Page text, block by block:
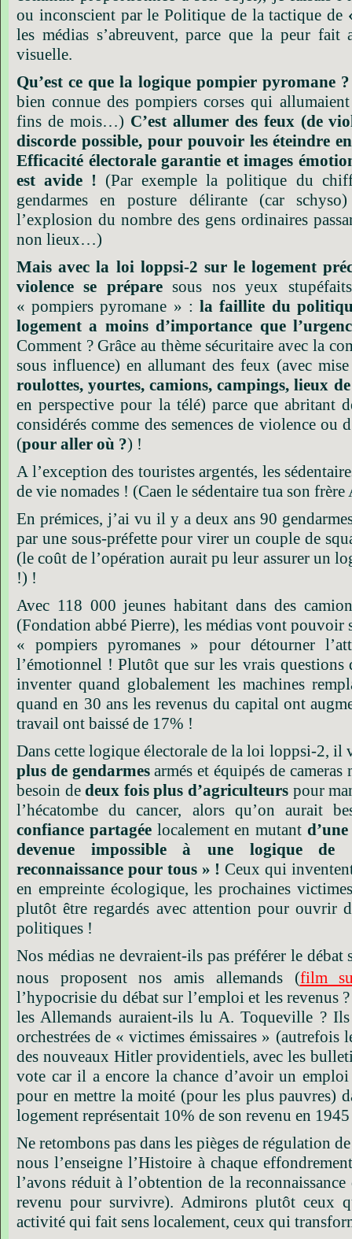
ou inconscient par le Politique de la tactique de
les médias s’abreuvent, parce que la peur fait
visuelle.
Qu’est ce que la logique pompier pyromane
bien connue des pompiers corses qui
fins de mois…) C’est allumer des feux (de
discorde possible, pour pouvoir les éteindre
Efficacité électorale garantie et images
est avide ! (Par exemple la politique du
gendarmes en posture délirante (car
l’explosion du nombre des gens ordinaires
non lieux…)
Mais avec la loi loppsi-2 sur le logement
violence se préparesous nos yeux
« pompiers pyromane » :la faillite du
logement a moins d’importance que
Comment ? Grâce au thème sécuritaire avec la
sous influence) en allumant des feux (avec
roulottes, yourtes, camions, campings, lieux
en perspective pour la télé) parce que abritant
considérés comme des semences de violence ou
(pour aller où ?) !
A l’exception des touristes argentés, les
de vie nomades ! (Caen le sédentaire tua son
En prémices, j’ai vu il y a deux ans 90
par une sous-préfette pour virer un couple de
(le coût de l’opération aurait pu leur assurer un
!) !
Avec 118 000 jeunes habitant dans des
(Fondation abbé Pierre), les médias vont pouvoir
« pompiers pyromanes » pour détourner
l’émotionnel ! Plutôt que sur les vrais questions
inventer quand globalement les machines
quand en 30 ans les revenus du capital ont
travail ont baissé de 17% !
Dans cette logique électorale de la loi loppsi-2, il
plus de gendarmesarmés et équipés de
besoin dedeux fois plus d’agriculteurspour
l’hécatombe du cancer, alors qu’on aurait
confiance partagéelocalement en mutant
devenue impossible à une logique de
reconnaissance pour tous » ! Ceux qui
en empreinte écologique, les prochaines
plutôt être regardés avec attention pour ouvrir
politiques !
Nos médias ne devraient-ils pas préférer le
nous proposent nos amis allemands (film
l’hypocrisie du débat sur l’emploi et les revenus
les Allemands auraient-ils lu A. Toqueville ?
orchestrées de « victimes émissaires » (autrefois
des nouveaux Hitler providentiels, avec les
vote car il a encore la chance d’avoir un
pour en mettre la moité (pour les plus pauvres)
logement représentait 10% de son revenu en
Ne retombons pas dans les pièges de régulation
nous l’enseigne l’Histoire à chaque
l’avons réduit à l’obtention de la
revenu pour survivre). Admirons plutôt ceux
activité qui fait sens localement, ceux qui